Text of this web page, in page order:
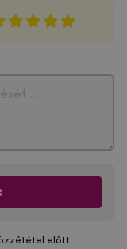
előtt